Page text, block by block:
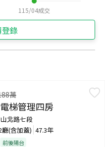
115/04成交
錄
萬
梯管理四房
北路七段
廳(含加蓋) 47.3年
前後陽台